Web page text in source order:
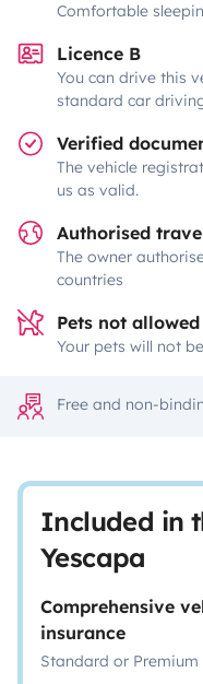
Comfortable
Licence B
You can drive this
standard car
Verified
The vehicle
us as valid.
Authorised
The owner
countries
Pets not allowed
Your pets will not
Free and non-
Included in
Yescapa
Comprehensive
insurance
Standard or